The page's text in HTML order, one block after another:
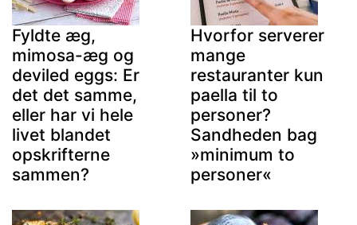
Fyldte æg,
mimosa-æg og
deviled eggs: Er
det det samme,
eller har vi hele
livet blandet
opskrifterne
sammen?
Hvorfor serverer
mange
restauranter kun
paella til to
personer?
Sandheden bag
»minimum to
personer«